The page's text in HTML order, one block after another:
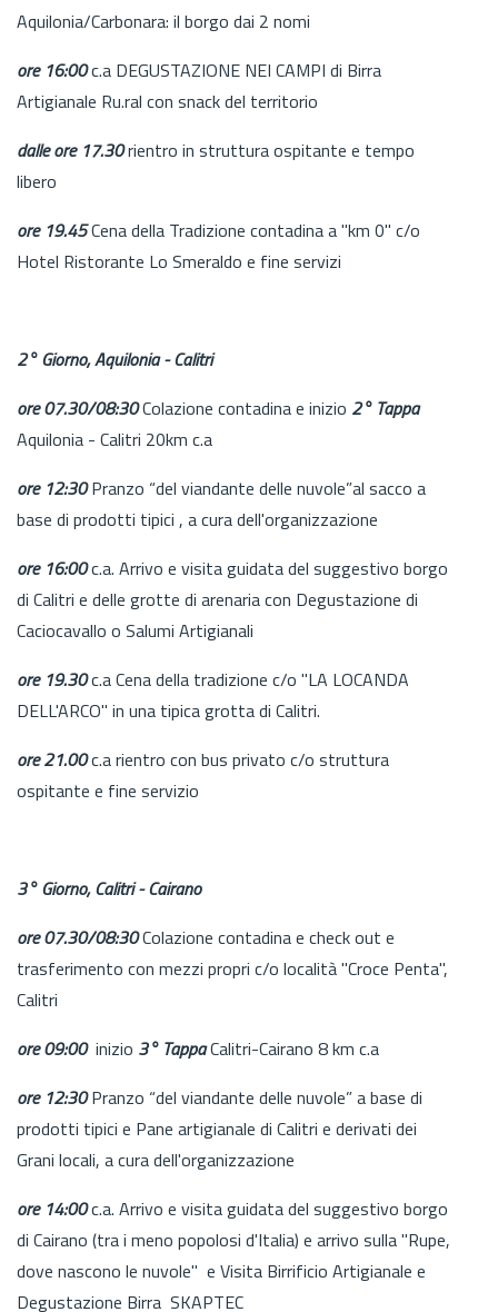
Aquilonia/Carbonara: il borgo dai 2 nomi
ore 16:00c.a DEGUSTAZIONE NEI CAMPI di Birra
Artigianale Ru.ral con snack del territorio
dalle ore 17.30rientro in struttura ospitante e tempo
libero
ore 19.45Cena della Tradizione contadina a "km 0" c/o
Hotel Ristorante Lo Smeraldo e fine servizi
2° Giorno, Aquilonia - Calitri
ore 07.30/08:30Colazione contadina e inizio 2° Tappa
Aquilonia - Calitri 20km c.a
ore 12:30Pranzo “del viandante delle nuvole”al sacco a
base di prodotti tipici , a cura dell'organizzazione
ore 16:00c.a. Arrivo e visita guidata del suggestivo borgo
di Calitri e delle grotte di arenaria con Degustazione di
Caciocavallo o Salumi Artigianali
ore 19.30c.a Cena della tradizione c/o "LA LOCANDA
DELL'ARCO" in una tipica grotta di Calitri.
ore 21.00c.a rientro con bus privato c/o struttura
ospitante e fine servizio
3° Giorno, Calitri - Cairano
ore 07.30/08:30Colazione contadina e check out e
trasferimento con mezzi propri c/o località "Croce Penta",
Calitri
ore 09:00inizio 3° TappaCalitri-Cairano 8 km c.a
ore 12:30Pranzo “del viandante delle nuvole” a base di
prodotti tipici e Pane artigianale di Calitri e derivati dei
Grani locali, a cura dell'organizzazione
ore 14:00c.a. Arrivo e visita guidata del suggestivo borgo
di Cairano (tra i meno popolosi d'Italia) e arrivo sulla "Rupe,
dove nascono le nuvole" e Visita Birrificio Artigianale e
Degustazione Birra SKAPTEC